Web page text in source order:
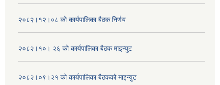
२०८२।१२।०८ को कार्यपालिका बैठक निर्णय
२०८२।१०। २६ को कार्यपालिका बैठक माइन्युट
२०८२।०९।२१ को कार्यपालिका बैठकको माइन्युट